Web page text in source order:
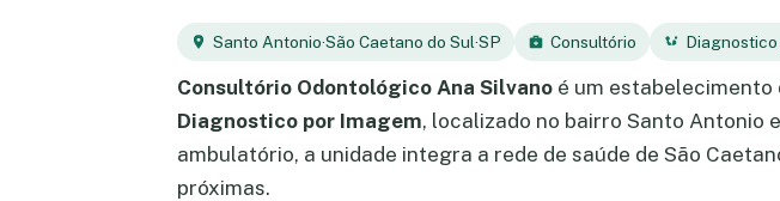
Santo Antonio·São Caetano do Sul·SP Consultório Diagnostico
Consultório Odontológico Ana Silvano é um estabelecimento
Diagnostico por Imagem, localizado no bairro Santo Antonio
ambulatório, a unidade integra a rede de saúde de São
próximas.